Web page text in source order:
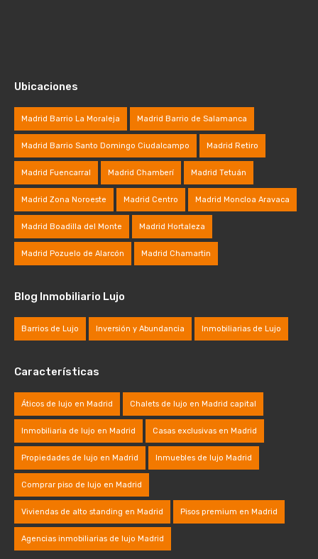
Ubicaciones
Madrid Barrio La Moraleja Madrid Barrio de Salamanca
Madrid Barrio Santo Domingo Ciudalcampo Madrid Retiro
Madrid Fuencarral Madrid Chamberí Madrid Tetuán
Madrid Zona Noroeste Madrid Centro Madrid Moncloa Aravaca
Madrid Boadilla del Monte Madrid Hortaleza
Madrid Pozuelo de Alarcón Madrid Chamartin
Blog Inmobiliario Lujo
Barrios de Lujo Inversión y Abundancia Inmobiliarias de Lujo
Características
Áticos de lujo en Madrid Chalets de lujo en Madrid capital
Inmobiliaria de lujo en Madrid Casas exclusivas en Madrid
Propiedades de lujo en Madrid Inmuebles de lujo Madrid
Comprar piso de lujo en Madrid
Viviendas de alto standing en Madrid Pisos premium en Madrid
Agencias inmobiliarias de lujo Madrid